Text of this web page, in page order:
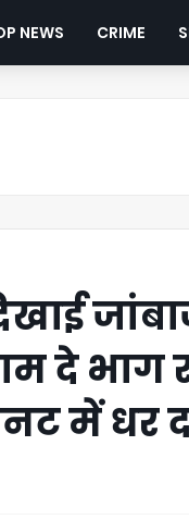
NEWS CRIME
दे भाग
में धर